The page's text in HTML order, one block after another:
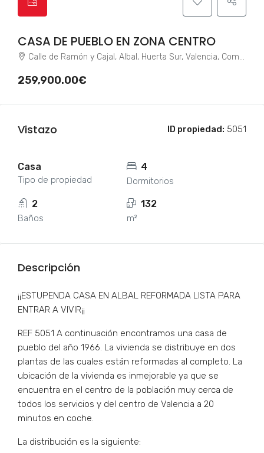
CASA DE PUEBLO EN ZONA CENTRO
Calle de Ramón y Cajal, Albal, Huerta Sur, Valencia, Comunidad Valenciana, 46470, España
259,900.00€
Vistazo ID propiedad: 5051
Casa
Tipo de propiedad
4
Dormitorios
2
Baños
132
m²
Descripción
¡¡ESTUPENDA CASA EN ALBAL REFORMADA LISTA PARA
ENTRAR A VIVIR¡¡
REF 5051 A continuación encontramos una casa de
pueblo del año 1966. La vivienda se distribuye en dos
plantas de las cuales están reformadas al completo. La
ubicación de la vivienda es inmejorable ya que se
encuentra en el centro de la población muy cerca de
todos los servicios y del centro de Valencia a 20
minutos en coche.
La distribución es la siguiente: